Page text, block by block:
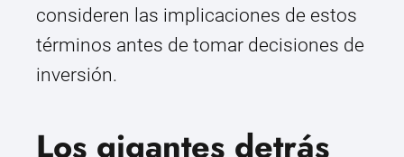
consideren las implicaciones de estos
términos antes de tomar decisiones de
inversión.
Los gigantes detrás